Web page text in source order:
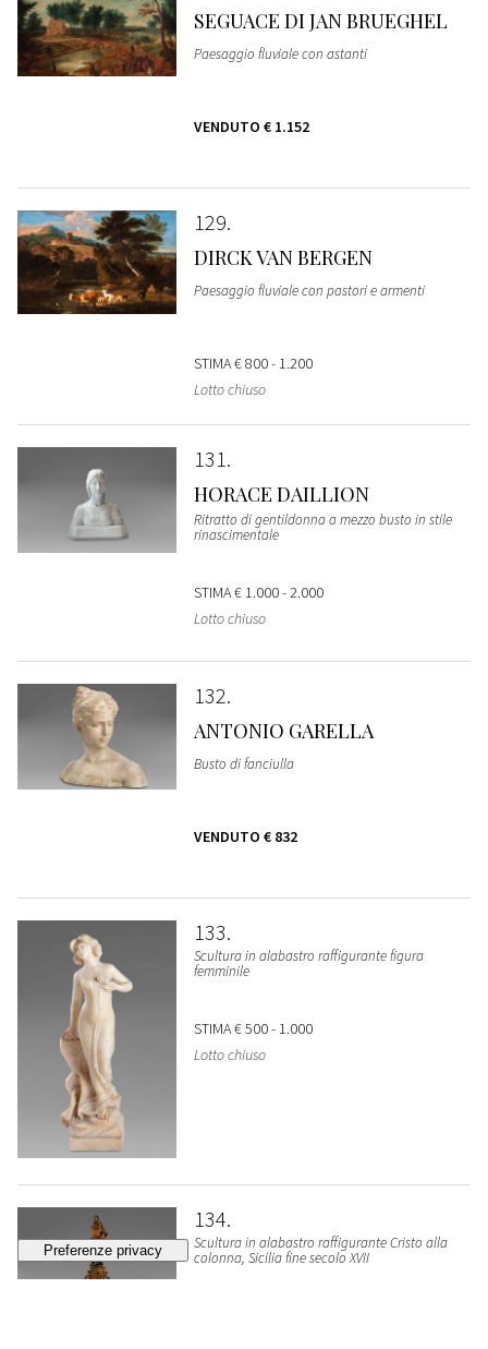
SEGUACE DI JAN BRUEGHEL
Paesaggio fluviale con astanti
VENDUTO € 1.152
129
DIRCK VAN BERGEN
Paesaggio fluviale con pastori e armenti
STIMA€ 800 - 1.200
Lotto chiuso
131
HORACE DAILLION
Ritratto di gentildonna a mezzo busto in stile
rinascimentale
STIMA€ 1.000 - 2.000
Lotto chiuso
132
ANTONIO GARELLA
Busto di fanciulla
VENDUTO € 832
133
Scultura in alabastro raffigurante figura
femminile
STIMA€ 500 - 1.000
Lotto chiuso
134
Scultura in alabastro raffigurante Cristo alla
colonna, Sicilia fine secolo XVII